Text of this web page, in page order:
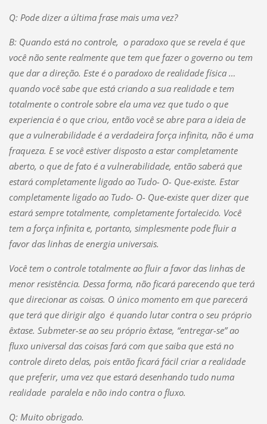
Q: Pode dizer a última frase mais uma vez?
B: Quando está no controle, o paradoxo que se revela é que
você não sente realmente que tem que fazer o governo ou tem
que dar a direção. Este é o paradoxo de realidade física …
quando você sabe que está criando a sua realidade e tem
totalmente o controle sobre ela uma vez que tudo o que
experiencia é o que criou, então você se abre para a ideia de
que a vulnerabilidade é a verdadeira força infinita, não é uma
fraqueza. E se você estiver disposto a estar completamente
aberto, o que de fato é a vulnerabilidade, então saberá que
estará completamente ligado ao Tudo- O- Que-existe. Estar
completamente ligado ao Tudo- O- Que-existe quer dizer que
estará sempre totalmente, completamente fortalecido. Você
tem a força infinita e, portanto, simplesmente pode fluir a
favor das linhas de energia universais.
Você tem o controle totalmente ao fluir a favor das linhas de
menor resistência. Dessa forma, não ficará parecendo que terá
que direcionar as coisas. O único momento em que parecerá
que terá que dirigir algo é quando lutar contra o seu próprio
êxtase. Submeter-se ao seu próprio êxtase, “entregar-se” ao
fluxo universal das coisas fará com que saiba que está no
controle direto delas, pois então ficará fácil criar a realidade
que preferir, uma vez que estará desenhando tudo numa
realidade paralela e não indo contra o fluxo.
Q: Muito obrigado.